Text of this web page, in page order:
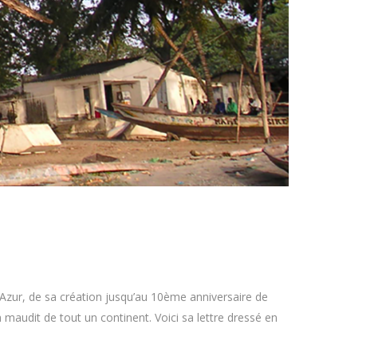
de sa création jusqu’au 10ème anniversaire de
de tout un continent. Voici sa lettre dressé en